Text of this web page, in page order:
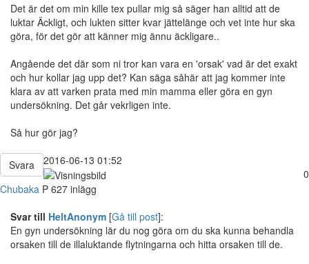
Det är det om min kille tex pullar mig så säger han alltid att de
luktar Äckligt, och lukten sitter kvar jättelänge och vet inte hur ska
göra, för det gör att känner mig ännu äckligare..
Angående det där som ni tror kan vara en 'orsak' vad är det exakt
och hur kollar jag upp det? Kan säga såhär att jag kommer inte
klara av att varken prata med min mamma eller göra en gyn
undersökning. Det går vekrligen inte.
Så hur gör jag?
Svara
2016-06-13 01:52
0
Chubaka P 627 inlägg
Svar till HeltAnonym [Gå till post]:
En gyn undersökning lär du nog göra om du ska kunna behandla
orsaken till de illaluktande flytningarna och hitta orsaken till de.